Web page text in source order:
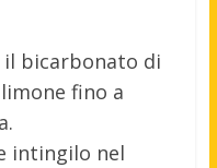
il bicarbonato di
fino a
intingilo nel